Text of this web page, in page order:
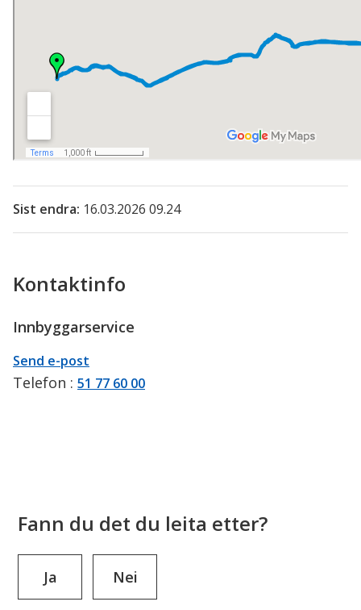
Sist endra 16.03.2026 09.24
Kontaktinfo
Innbyggarservice
E-
post
Send e-post
Innbyggarservice
Telefon 51 77 60 00
Fann du det du leita etter?
Ja Nei